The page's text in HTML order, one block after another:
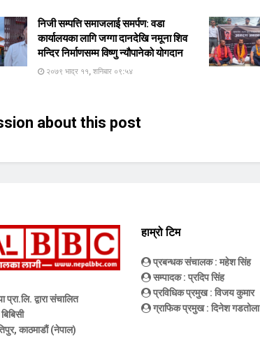
निजी सम्पत्ति समाजलाई समर्पण: वडा
कार्यालयका लागि जग्गा दानदेखि नमूना शिव
मन्दिर निर्माणसम्म विष्णु न्यौपानेको योगदान
२०७९ भाद्र ११, शनिबार ०९:५४
about this post
प्रा.लि. द्वारा संचालित
काठमाडौं (नेपाल)
हाम्रो टिम
प्रबन्धक संचालक: महेश सिंह
सम्पादक: प्रदिप सिंह
प्रविधिक प्रमुख: विजय कुमार
ग्राफिक प्रमुख: दिनेश गडतोला